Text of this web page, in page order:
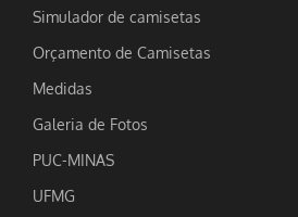
Simulador de camisetas
Orçamento de Camisetas
Medidas
Galeria de Fotos
PUC-MINAS
UFMG